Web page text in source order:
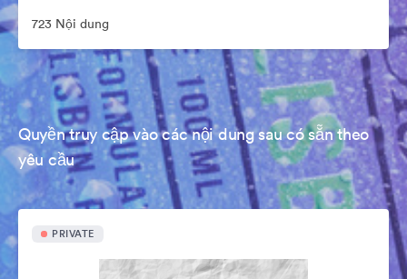
723 Nội dung
Quyền truy cập vào các nội dung sau có sẵn theo
yêu cầu
PRIVATE